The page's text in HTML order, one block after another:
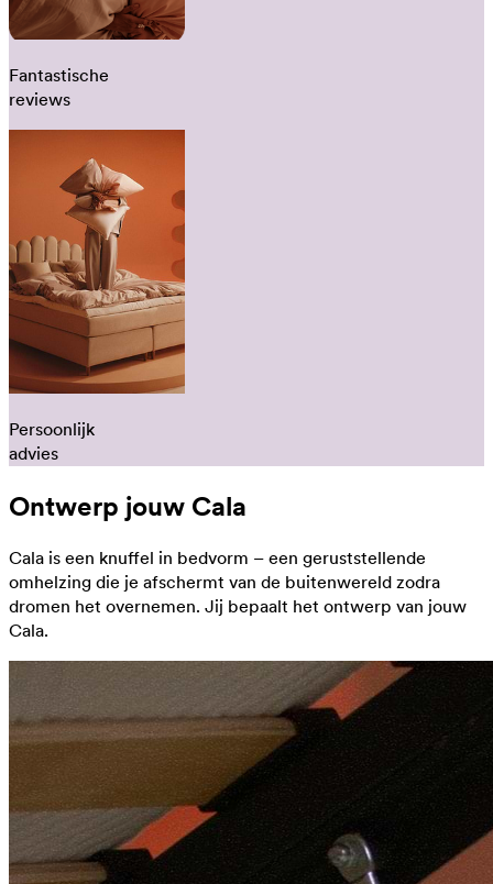
Fantastische
reviews
Persoonlijk
advies
Ontwerp jouw Cala
Cala is een knuffel in bedvorm – een geruststellende
omhelzing die je afschermt van de buitenwereld zodra
dromen het overnemen. Jij bepaalt het ontwerp van jouw
Cala.